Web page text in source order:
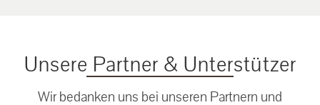
Unsere Partner & Unterstützer
Wir bedanken uns bei unseren Partnern und